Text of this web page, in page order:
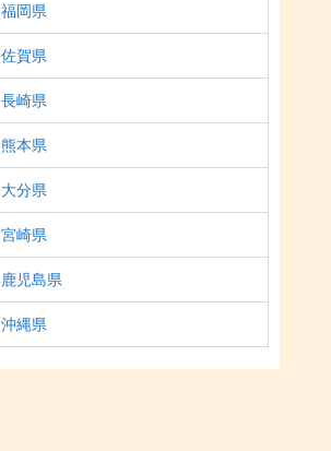
福岡県
佐賀県
長崎県
熊本県
大分県
宮崎県
鹿児島県
沖縄県